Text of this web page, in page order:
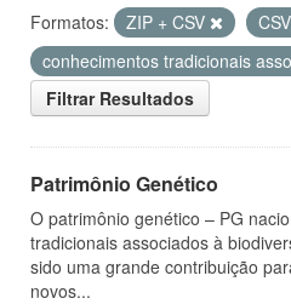
Formatos: ZIP + CSV CSV
conhecimentos tradicionais
Filtrar Resultados
Patrimônio Genético
O patrimônio genético – PG
tradicionais associados à
sido uma grande contribuição
novos...